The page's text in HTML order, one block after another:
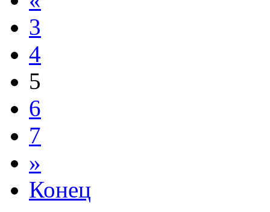
3
4
5
6
7
»
Конец